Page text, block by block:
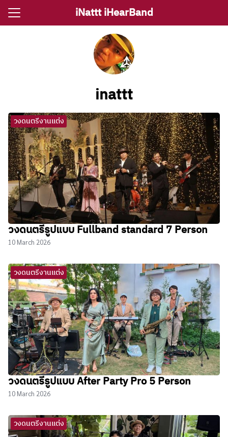
Skip
iNattt iHearBand
งานเลี้ยง
จราคาวงดนตรี
ไอนัท The Voice
iNattt
Search
inattt
วงดนตรีงานแต่ง
วงดนตรีรูปแบบ Fullband standard 7 Person
10 March 2026
วงดนตรีงานแต่ง
วงดนตรีรูปแบบ After Party Pro 5 Person
10 March 2026
วงดนตรีงานแต่ง